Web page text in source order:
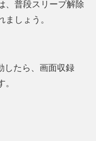
、普段スリープ解除
しょう。
したら、画面収録